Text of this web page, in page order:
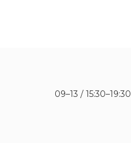
09–13 / 15:30–19:30